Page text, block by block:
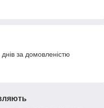
за домовленістю